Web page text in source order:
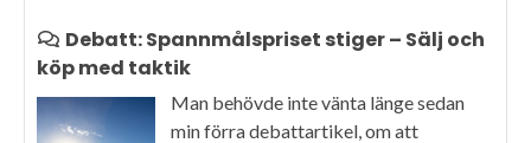
Debatt: Spannmålspriset stiger – Sälj och
köp med taktik
Man behövde inte vänta länge sedan
min förra debattartikel, om att